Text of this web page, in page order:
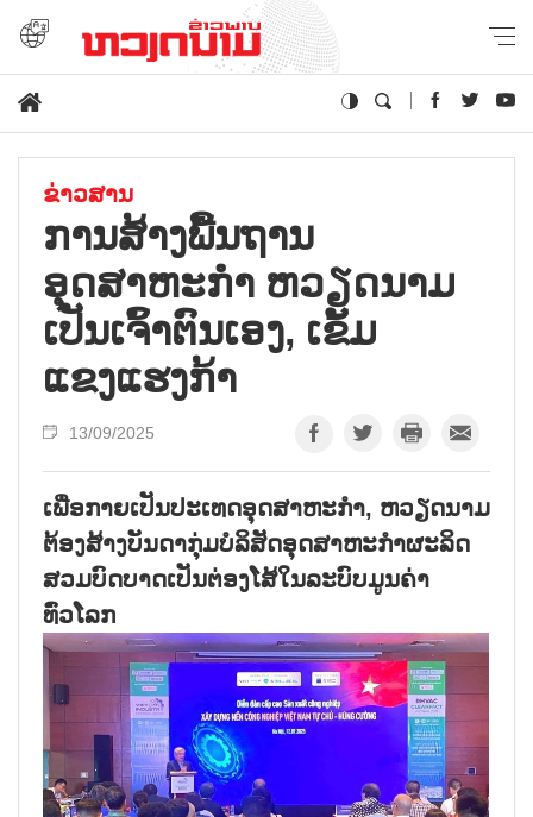
ຂ່າວສານ
ການສ້າງພື້ນຖານ
ອຸດສາຫະກຳ ຫວຽດນາມ
ເປັນເຈົ້າຕົນເອງ, ເຂັ້ມ
ແຂງແຮງກ້າ
13/09/2025
ເພື່ອກາຍເປັນປະເທດອຸດສາຫະກຳ, ຫວຽດນາມ
ຕ້ອງສ້າງບັນດາກຸ່ມບໍລິສັດອຸດສາຫະກຳຜະລິດ
ສວມບົດບາດເປັນຕ່ອງໂສ້ໃນລະບົບມູນຄ່າ
ທົ່ວໂລກ